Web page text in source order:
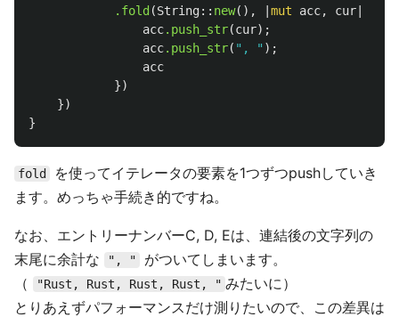
.fold (String:: new(), mut acc, cur
acc.push_str(cur);
acc.push_str( ", " );
acc
})
})
}
fold
を使ってイテレータの要素を1つずつpushしていき
ます。めっちゃ手続き的ですね。
なお、エントリーナンバーC, D, Eは、連結後の文字列の
末尾に余計な
", "
がついてしまいます。
（
"Rust, Rust, Rust, Rust, " みたいに）
とりあえずパフォーマンスだけ測りたいので、この差異は